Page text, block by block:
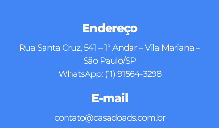
Endereço
Rua Santa Cruz, 541 – 1° Andar – Vila Mariana –
São Paulo/SP
WhatsApp: (11) 91564-3298
E-mail
contato@casadoads.com.br